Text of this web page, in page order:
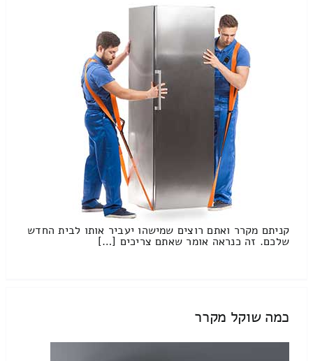
קניתם מקרר ואתם רוצים שמישהו יעביר אותו לבית החדש
שלכם. זה כנראה אומר שאתם צריכים […]
כמה שוקל מקרר